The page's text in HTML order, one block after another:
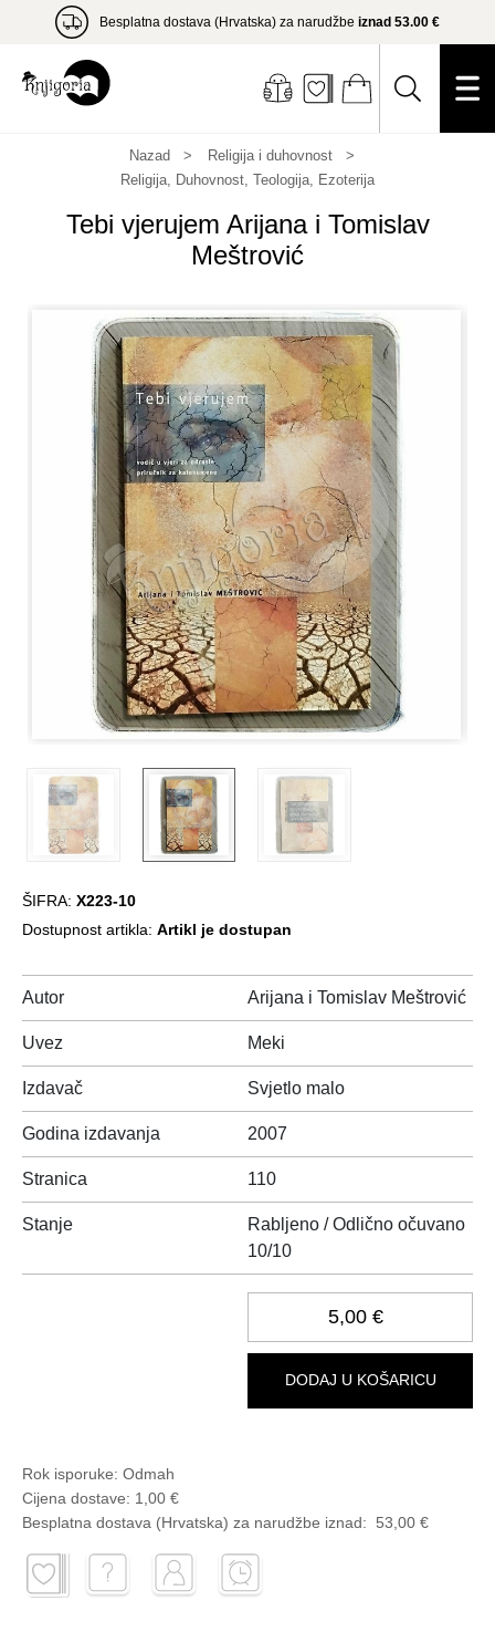
Besplatna dostava (Hrvatska) za narudžbe iznad 53.00 €
Nazad
Religija i duhovnost
Religija, Duhovnost, Teologija, Ezoterija
Tebi vjerujem Arijana i Tomislav
Meštrović
ŠIFRA: X223-10
Dostupnost artikla: Artikl je dostupan
Autor Arijana i Tomislav Meštrović
Uvez Meki
Izdavač Svjetlo malo
Godina izdavanja 2007
Stranica 110
Stanje
Rabljeno / Odlično očuvano
10/10
5,00 €
DODAJ U KOŠARICU
Rok isporuke: Odmah
Cijena dostave: 1,00 €
Besplatna dostava (Hrvatska) za narudžbe iznad: 53,00 €